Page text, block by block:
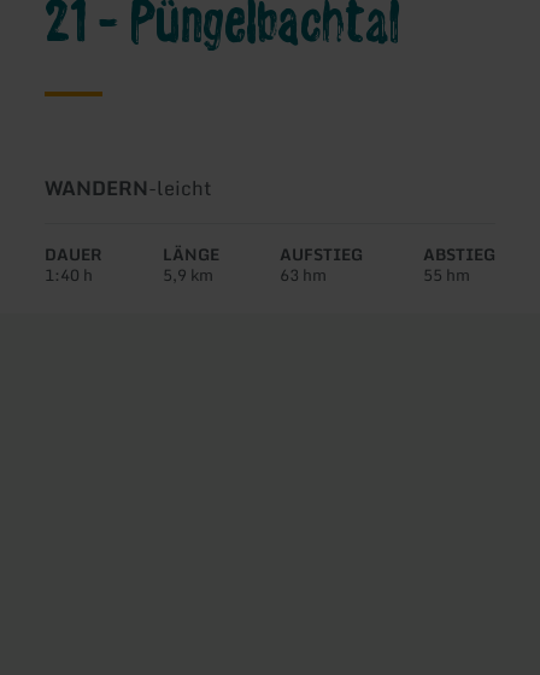
21 - Püngelbachtal
Art
Tour:
WANDERN-Schwierigkeit:
leicht
DAUER
1:40 h
LÄNGE
5,9 km
AUFSTIEG
63 hm
ABSTIEG
55 hm